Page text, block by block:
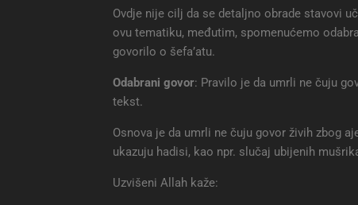
Ovdje nije cilj da se detaljno obrade stavovi
ovu tematiku, međutim, spomenućemo
govorilo o šefa’atu.
Odabrani govor: Pravilo je da umrli ne čuju
tekst.
Osnova je da umrli ne čuju govor živih zbog
ukazuju hadisi, kao npr. slučaj ubijenih
Uzvišeni Allah kaže: